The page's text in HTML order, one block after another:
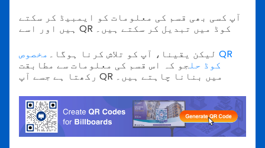
آپ کسی بھی قسم کی معلومات کو ایمبیڈ کر سکتے
ہیں اور اسے QR کوڈ میں تبدیل کر سکتے ہیں۔
لیکن یقینا، آپ کو تلاش کرنا ہوگا۔ مخصوص QR
کوڈ حلجو کہ اس قسم کی معلومات سے مطابقت
رکھتا ہے جسے آپ QR میں بنانا چاہتے ہیں۔